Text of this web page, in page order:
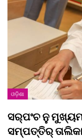
ଓଡ଼ିଶା
ସର୍‌ପଂଚ ନୁ
ସମ୍ପତ୍ତିର୍